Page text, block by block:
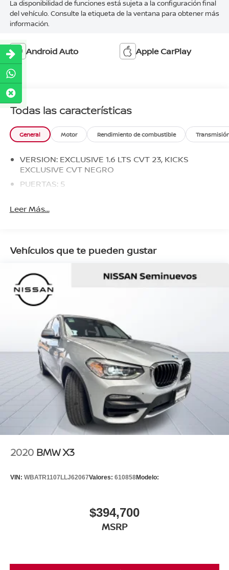
La disponibilidad de funciones está sujeta a la configuración final
del vehículo. Consulte la etiqueta de la ventana para obtener más
información.
Android Auto Apple CarPlay
Todas las características
General Motor Rendimiento de combustible
VERSION: EXCLUSIVE 1.6 LTS CVT 23, KICKS
EXCLUSIVE CVT NEGRO
PUERTAS: 5
Leer Más...
Vehículos que te pueden gustar
2020 BMW X3
VIN: WBATR1107LLJ62067Valores: 610858Modelo:
$394,700
MSRP